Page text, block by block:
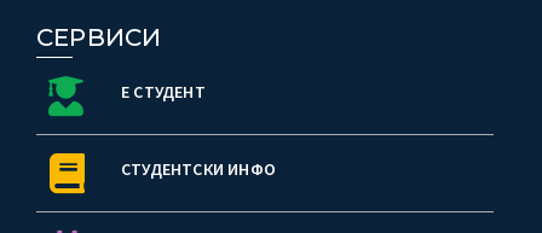
СЕРВИСИ
Е СТУДЕНТ
СТУДЕНТСКИ ИНФО